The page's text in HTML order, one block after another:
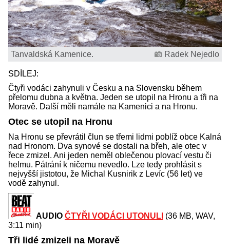
Tanvaldská Kamenice. Radek Nejedlo
SDÍLEJ:
Čtyři vodáci zahynuli v Česku a na Slovensku během
přelomu dubna a května. Jeden se utopil na Hronu a tři na
Moravě. Další měli namále na Kamenici a na Hronu.
Otec se utopil na Hronu
Na Hronu se převrátil člun se třemi lidmi poblíž obce Kalná
nad Hronom. Dva synové se dostali na břeh, ale otec v
řece zmizel. Ani jeden neměl oblečenou plovací vestu či
helmu. Pátrání k ničemu nevedlo. Lze tedy prohlásit s
nejvyšší jistotou, že Michal Kusnirik z Levíc (56 let) ve
vodě zahynul.
AUDIO ČTYŘI VODÁCI UTONULI (36 MB, WAV,
3:11 min)
Tři lidé zmizeli na Moravě